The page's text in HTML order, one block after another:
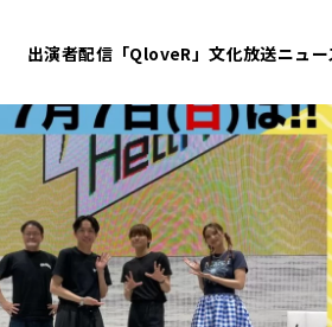
出演者配信「QloveR」文化放送ニュー